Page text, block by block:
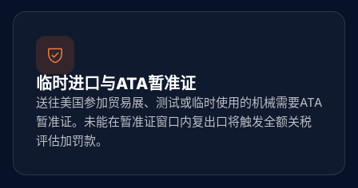
临时进口与ATA暂准证
送往美国参加贸易展、测试或临时使用的机械需要ATA
暂准证。未能在暂准证窗口内复出口将触发全额关税
评估加罚款。